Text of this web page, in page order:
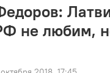
не любим,